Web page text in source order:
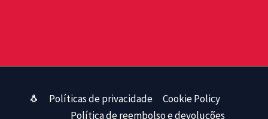
🐧 Políticas de privacidade
Cookie Policy
Política de reembolso e devoluções